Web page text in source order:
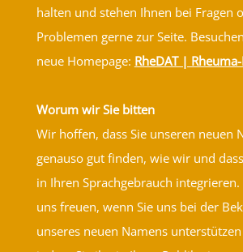
halten und stehen Ihnen bei Fragen
Problemen gerne zur Seite.
neue Homepage: RheDAT | Rheuma-
Worum wir Sie bitten
Wir hoffen, dass Sie unseren neuen
genauso gut finden, wie wir und
in Ihren Sprachgebrauch
uns freuen, wenn Sie uns bei der
unseres neuen Namens